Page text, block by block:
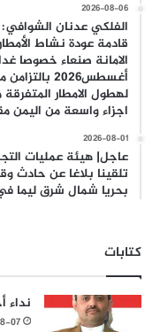
2026-08-06
قادمة عودة نشاط
أغسطس2026
لهطول الامطار
اجزاء واسعة من اليمن
2026-08-01
عاجل| هيئة عمليات
بحريا شمال شرق ليما
كتابات
نداء
07